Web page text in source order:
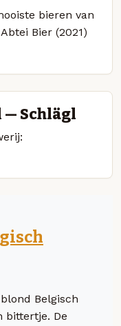
bieren van
Bier (2021)
Schlägl
Belgisch
bittertje. De